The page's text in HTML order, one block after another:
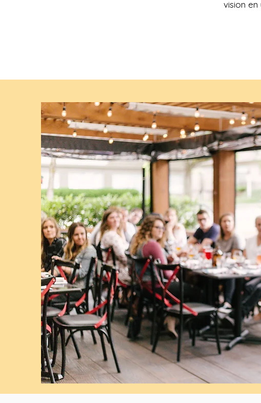
vision en